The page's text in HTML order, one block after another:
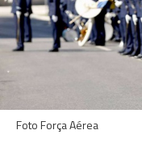
Foto Força Aérea